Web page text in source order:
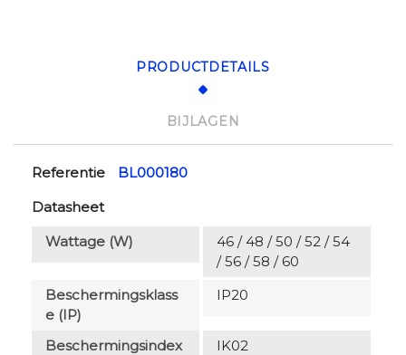
PRODUCTDETAILS
BIJLAGEN
Referentie
BL000180
Datasheet
Wattage (W)
46 / 48 / 50 / 52 / 54
/ 56 / 58 / 60
Beschermingsklass
E (IP)
IP20
Beschermingsindex
IK02